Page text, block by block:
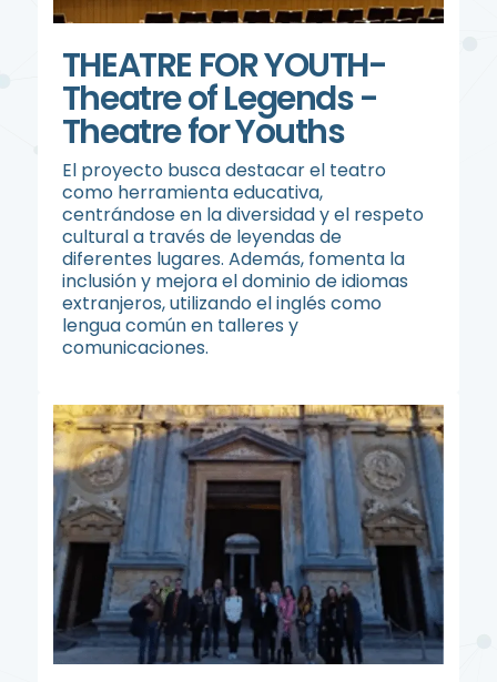
THEATRE FOR YOUTH-
Theatre of Legends -
Theatre for Youths
El proyecto busca destacar el teatro
como herramienta educativa,
centrándose en la diversidad y el respeto
cultural a través de leyendas de
diferentes lugares. Además, fomenta la
inclusión y mejora el dominio de idiomas
extranjeros, utilizando el inglés como
lengua común en talleres y
comunicaciones.